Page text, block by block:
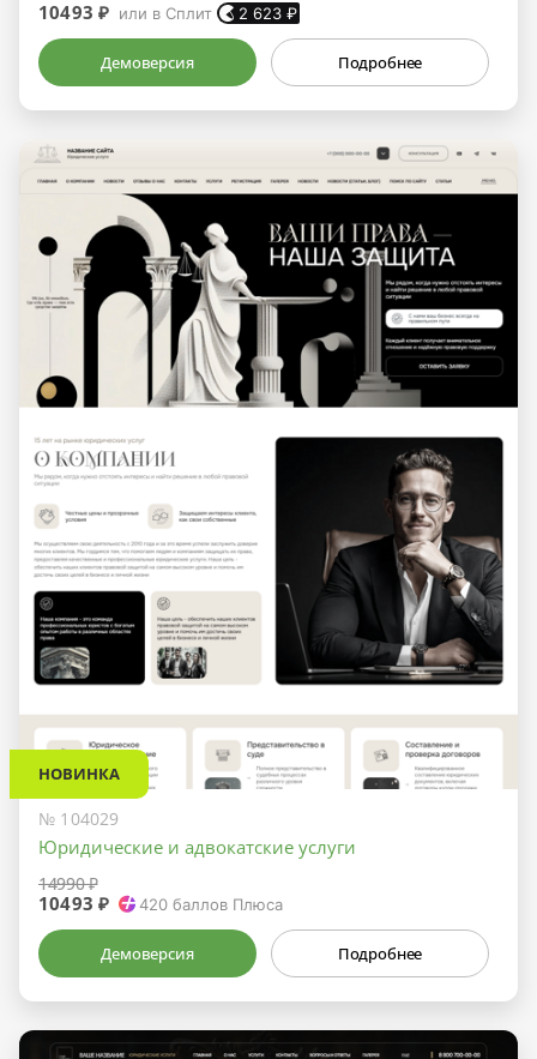
10493 ₽ или в Сплит 2 623 ₽
Демоверсия Подробнее
НОВИНКА
№ 104029
Юридические и адвокатские услуги
14990 ₽
10493 ₽ 420 баллов Плюса
Демоверсия Подробнее